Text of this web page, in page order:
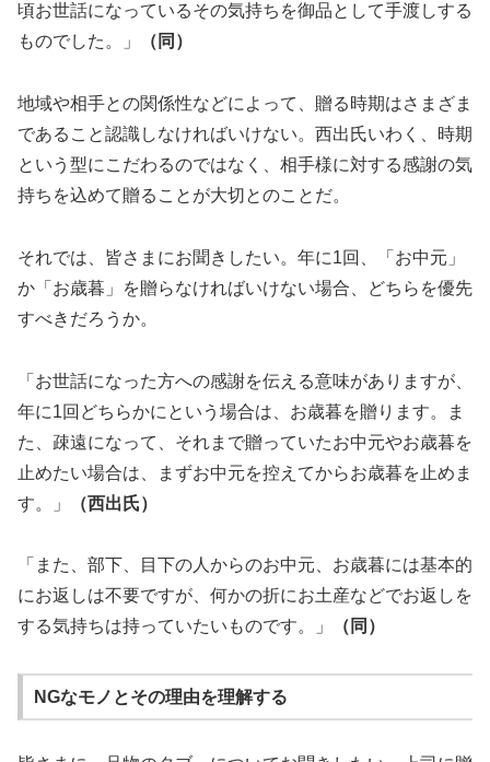
頃お世話になっているその気持ちを御品として手渡しする
ものでした。」
（同）
地域や相手との関係性などによって、贈る時期はさまざま
であること認識しなければいけない。西出氏いわく、時期
という型にこだわるのではなく、相手様に対する感謝の気
持ちを込めて贈ることが大切とのことだ。
それでは、皆さまにお聞きしたい。年に1回、「お中元」
か「お歳暮」を贈らなければいけない場合、どちらを優先
すべきだろうか。
「お世話になった方への感謝を伝える意味がありますが、
年に1回どちらかにという場合は、お歳暮を贈ります。ま
た、疎遠になって、それまで贈っていたお中元やお歳暮を
止めたい場合は、まずお中元を控えてからお歳暮を止めま
す。」
（西出氏）
「また、部下、目下の人からのお中元、お歳暮には基本的
にお返しは不要ですが、何かの折にお土産などでお返しを
する気持ちは持っていたいものです。」
（同）
NGなモノとその理由を理解する